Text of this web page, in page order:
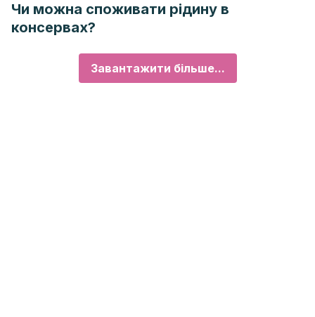
Чи можна споживати рідину в
консервах?
Завантажити більше...